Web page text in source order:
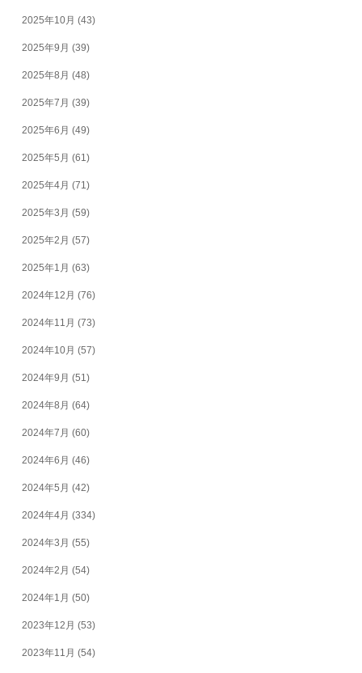
2025年10月 (43)
2025年9月 (39)
2025年8月 (48)
2025年7月 (39)
2025年6月 (49)
2025年5月 (61)
2025年4月 (71)
2025年3月 (59)
2025年2月 (57)
2025年1月 (63)
2024年12月 (76)
2024年11月 (73)
2024年10月 (57)
2024年9月 (51)
2024年8月 (64)
2024年7月 (60)
2024年6月 (46)
2024年5月 (42)
2024年4月 (334)
2024年3月 (55)
2024年2月 (54)
2024年1月 (50)
2023年12月 (53)
2023年11月 (54)